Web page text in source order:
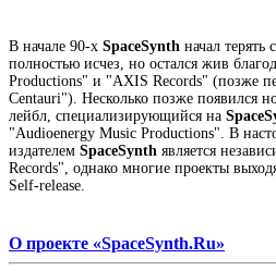
В начале 90-х SpaceSynth начал терять
полностью исчез, но остался жив
Productions" и "AXIS Records" (позже
Centauri"). Несколько позже появился
лейбл, специализирующийся на
"Audioenergy Music Productions". В
издателем SpaceSynth является
Records", однако многие проекты
Self-release.
О проекте «SpaceSynth.Ru»